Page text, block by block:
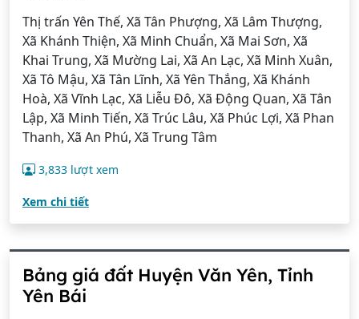
Thị trấn Yên Thế, Xã Tân Phượng, Xã Lâm Thượng,
Xã Khánh Thiện, Xã Minh Chuẩn, Xã Mai Sơn, Xã
Khai Trung, Xã Mường Lai, Xã An Lạc, Xã Minh Xuân,
Xã Tô Mậu, Xã Tân Lĩnh, Xã Yên Thắng, Xã Khánh
Hoà, Xã Vĩnh Lạc, Xã Liễu Đô, Xã Động Quan, Xã Tân
Lập, Xã Minh Tiến, Xã Trúc Lâu, Xã Phúc Lợi, Xã Phan
Thanh, Xã An Phú, Xã Trung Tâm
3,833 lượt xem
Xem chi tiết
Bảng giá đất Huyện Văn Yên, Tỉnh
Yên Bái